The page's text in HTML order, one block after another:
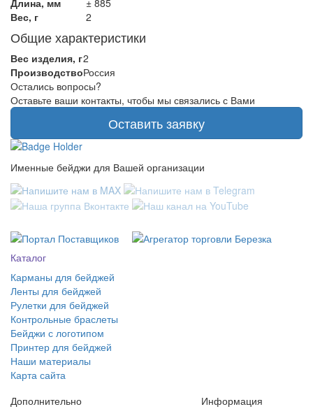
Длина, мм
± 885
Вес, г
2
Общие характеристики
Вес изделия, г2
ПроизводствоРоссия
Остались вопросы?
Оставьте ваши контакты, чтобы мы связались с Вами
Оставить заявку
Именные бейджи для Вашей организации
Каталог
Карманы для бейджей
Ленты для бейджей
Рулетки для бейджей
Контрольные браслеты
Бейджи с логотипом
Принтер для бейджей
Наши материалы
Карта сайта
Дополнительно
Информация